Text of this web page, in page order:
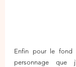
Enfin pour le
personnage que